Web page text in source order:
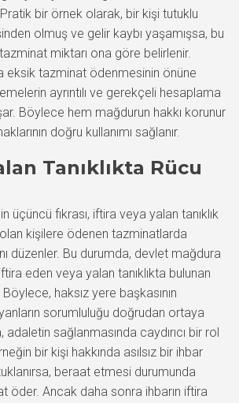
Pratik bir örnek olarak, bir kişi tutuklu
olmuş ve gelir kaybı yaşamışsa, bu
miktarı ona göre belirlenir.
eksik tazminat ödenmesinin önüne
ayrıntılı ve gerekçeli hesaplama
Böylece hem mağdurun hakkı korunur
doğru kullanımı sağlanır.
Tanıklıkta Rücu
üçüncü fıkrası, iftira veya yalan tanıklık
kişilere ödenen tazminatlarda
düzenler. Bu durumda, devlet mağdura
eden veya yalan tanıklıkta bulunan
haksız yere başkasının
sorumluluğu doğrudan ortaya
adaletin sağlanmasında caydırıcı bir rol
bir kişi hakkında asılsız bir ihbar
beraat etmesi durumunda
öder. Ancak daha sonra ihbarın iftira